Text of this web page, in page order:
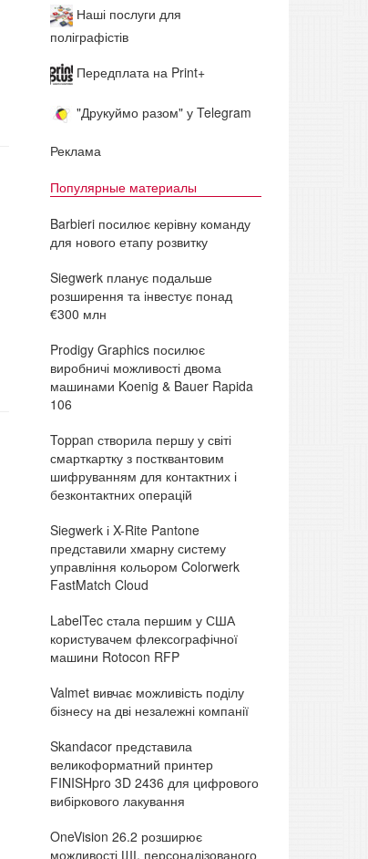
Наші послуги для
поліграфістів
Передплата на Print+
"Друкуймо разом" у Telegram
Реклама
Популярные материалы
Barbieri посилює керівну команду
для нового етапу розвитку
Siegwerk планує подальше
розширення та інвестує понад
€300 млн
Prodigy Graphics посилює
виробничі можливості двома
машинами Koenig & Bauer Rapida
106
Toppan створила першу у світі
смарткартку з постквантовим
шифруванням для контактних і
безконтактних операцій
Siegwerk і X-Rite Pantone
представили хмарну систему
управління кольором Colorwerk
FastMatch Cloud
LabelTec стала першим у США
користувачем флексографічної
машини Rotocon RFP
Valmet вивчає можливість поділу
бізнесу на дві незалежні компанії
Skandacor представила
великоформатний принтер
FINISHpro 3D 2436 для цифрового
вибіркового лакування
OneVision 26.2 розширює
можливості ШІ, персоналізованого